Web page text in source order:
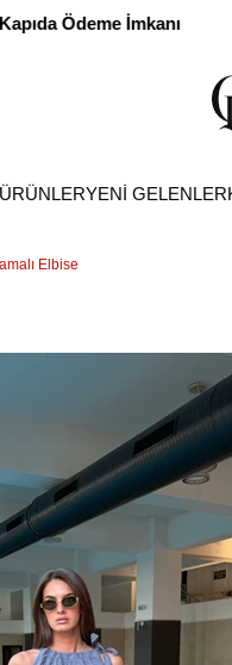
Fırsatları
YENİ GELENLER
Elbise